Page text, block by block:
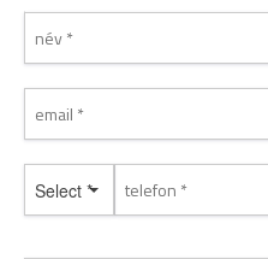
Select *